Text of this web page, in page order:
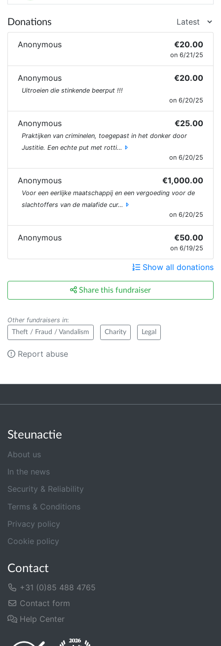
Donations
Anonymous €20.00
on 6/21/25
Anonymous €20.00
Uitroeien die stinkende beerput !!!
on 6/20/25
Anonymous €25.00
Praktijken van criminelen, toegepast in het donker door
Justitie. Een echte put met rotti…
on 6/20/25
Anonymous €1,000.00
Voor een eerlijke maatschappij en een vergoeding voor de
slachtoffers van de malafide cur…
on 6/20/25
Anonymous €50.00
on 6/19/25
Show all donations
Share this fundraiser
Other fundraisers in:
Theft / Fraud / Vandalism Charity Legal
Report abuse
Steunactie
About us
In the news
Security & Reliability
Terms & Conditions
Privacy policy
Cookie policy
Contact
+31 (0)85 488 4765
Contact form
Help Center